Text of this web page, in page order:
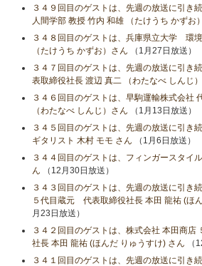
３４９回目のゲストは、先週の放送に引
人間学部 教授 竹内 和雄 （たけうち かずお
３４８回目のゲストは、兵庫県立大学 環
（たけうち かずお）さん （1月27日放送）
３４７回目のゲストは、先週の放送に引き
表取締役社長 渡辺 真二 （わたなべ しんじ
３４６回目のゲストは、早駒運輸株式会社
（わたなべ しんじ）さん （1月13日放送）
３４５回目のゲストは、先週の放送に引き
ギタリスト 木村 モモ さん （1月6日放送）
３４４回目のゲストは、フィンガースタイ
ん （12月30日放送）
３４３回目のゲストは、先週の放送に引き
５代目蔵元 代表取締役社長 本田 龍祐 (ほ
月23日放送）
３４２回目のゲストは、株式会社 本田商
社長 本田 龍祐 (ほんだ りゅうすけ) さん （
３４１回目のゲストは、先週の放送に引き